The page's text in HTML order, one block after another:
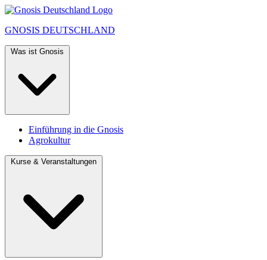
GNOSIS DEUTSCHLAND
Was ist Gnosis
Einführung in die Gnosis
Agrokultur
Kurse & Veranstaltungen